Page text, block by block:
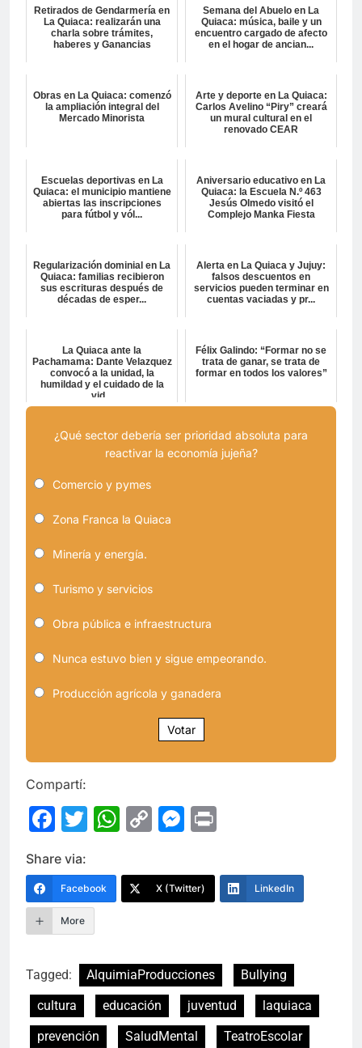
Retirados de Gendarmería en
La Quiaca: realizarán una
charla sobre trámites,
haberes y Ganancias
Semana del Abuelo en La
Quiaca: música, baile y un
encuentro cargado de afecto
en el hogar de ancian...
Obras en La Quiaca: comenzó
la ampliación integral del
Mercado Minorista
Arte y deporte en La Quiaca:
Carlos Avelino “Piry” creará
un mural cultural en el
renovado CEAR
Escuelas deportivas en La
Quiaca: el municipio mantiene
abiertas las inscripciones
para fútbol y vól...
Aniversario educativo en La
Quiaca: la Escuela N.º 463
Jesús Olmedo visitó el
Complejo Manka Fiesta
Regularización dominial en La
Quiaca: familias recibieron
sus escrituras después de
décadas de esper...
Alerta en La Quiaca y Jujuy:
falsos descuentos en
servicios pueden terminar en
cuentas vaciadas y pr...
La Quiaca ante la
Pachamama: Dante Velazquez
convocó a la unidad, la
humildad y el cuidado de la
vid...
Félix Galindo: “Formar no se
trata de ganar, se trata de
formar en todos los valores”
¿Qué sector debería ser prioridad absoluta para
reactivar la economía jujeña?
Comercio y pymes
Zona Franca la Quiaca
Minería y energía.
Turismo y servicios
Obra pública e infraestructura
Nunca estuvo bien y sigue empeorando.
Producción agrícola y ganadera
Votar
Compartí:
Facebook
Twitter
WhatsApp
CopyMessenger
Share via:
Facebook X (Twitter) LinkedIn
More
Tagged: AlquimiaProducciones
Bullying
cultura
educación juventud
laquiaca
prevención
SaludMental TeatroEscolar